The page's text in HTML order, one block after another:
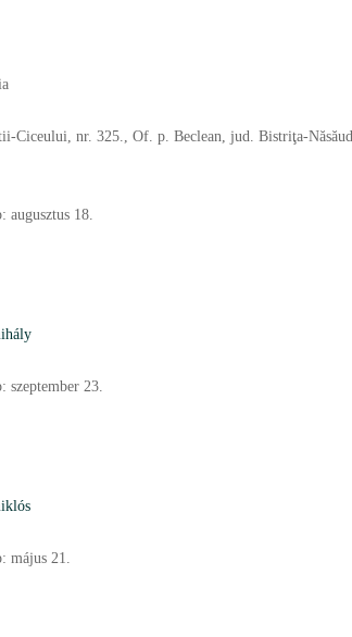
Ciceului, nr. 325., Of. p. Beclean, jud. Bistriţa-Năsăud
augusztus 18.
szeptember 23.
május 21.